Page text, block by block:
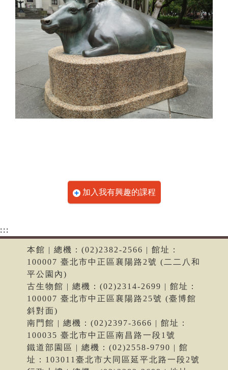
加入我有興趣的課程
:::
本館 | 總機：(02)2382-2566 | 館址：
100007 臺北市中正區襄陽路2號 (二二八和
平公園內)
古生物館 | 總機：(02)2314-2699 | 館址：
100007 臺北市中正區襄陽路25號 (臺博館
斜對面)
南門館 | 總機：(02)2397-3666 | 館址：
100035 臺北市中正區南昌路一段1號
鐵道部園區 | 總機：(02)2558-9790 | 館
址：103011臺北市大同區延平北路一段2號